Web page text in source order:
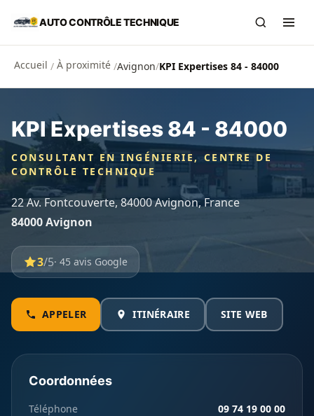
Aller au contenu principal
AUTO CONTRÔLE TECHNIQUE
Accueil / À proximité /Avignon/KPI Expertises 84 - 84000
KPI Expertises 84 - 84000
CONSULTANT EN INGÉNIERIE, CENTRE DE
CONTRÔLE TECHNIQUE
22 Av. Fontcouverte, 84000 Avignon, France
84000 Avignon
3/5· 45 avis Google
APPELER ITINÉRAIRE SITE WEB
Coordonnées
Téléphone 09 74 19 00 00